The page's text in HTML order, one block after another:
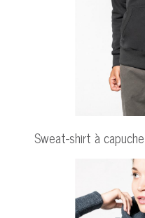
Sweat-shirt à